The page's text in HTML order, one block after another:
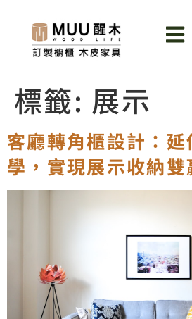
標籤: 展示
客廳轉角櫃設計：延
學，實現展示收納雙